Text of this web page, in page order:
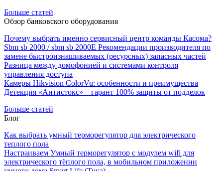
Больше статей
Обзор банковского оборудования
Почему выбрать именно сервисный центр команды Касома?
Sbm sb 2000 / sbm sb 2000E Рекомендации производителя по
замене быстроизнашиваемых (ресурсных) запасных частей
Разница между домофонией и системами контроля
управления доступа
Камеры Hikvision ColorVu: особенности и преимущества
Детекция «Антистокс» – гарант 100% защиты от подделок
Больше статей
Блог
Как выбрать умный терморегулятор для электрического
теплого пола
Настраиваем Умный терморегулятор с модулем wifi для
электрического тёплого пола, в мобильном приложении